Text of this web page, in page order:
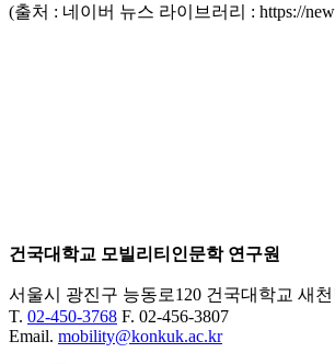
(출처 : 네이버 뉴스 라이브러리 : https://
건국대학교 모빌리티인문학 연구원
서울시 광진구 능동로120 건국대학교 새
T. 02-450-3768 F. 02-456-3807
Email. mobility@konkuk.ac.kr